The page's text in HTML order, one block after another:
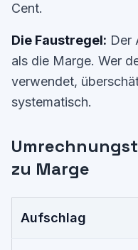
Cent.
Die Faustregel: Der
als die Marge. Wer
verwendet,
systematisch.
zu Marge
Aufschlag